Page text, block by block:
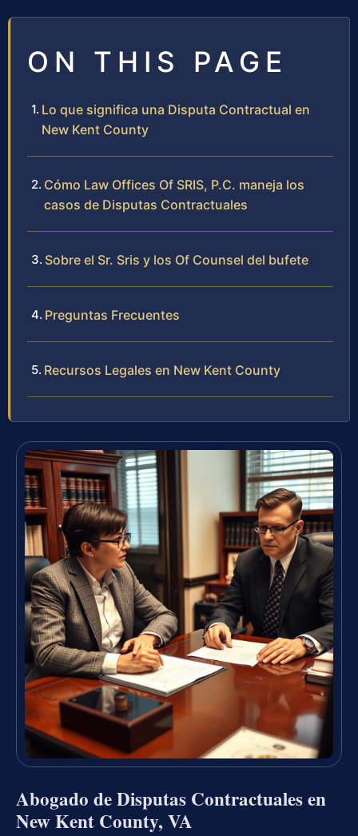
ON THIS PAGE
Lo que significa una Disputa Contractual en
New Kent County
Cómo Law Offices Of SRIS, P.C. maneja los
casos de Disputas Contractuales
Sobre el Sr. Sris y los Of Counsel del bufete
Preguntas Frecuentes
Recursos Legales en New Kent County
Abogado de Disputas Contractuales en
New Kent County, VA